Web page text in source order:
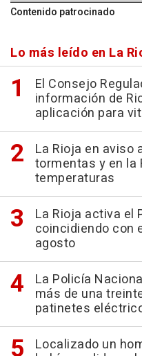
Contenido patrocinado
Lo más leído en La
El Consejo
información de
aplicación para
La Rioja en aviso
tormentas y en la
temperaturas
La Rioja activa el
coincidiendo con
agosto
La Policía
más de una
patinetes
Localizado un